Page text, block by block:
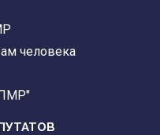
человека
ПМР"